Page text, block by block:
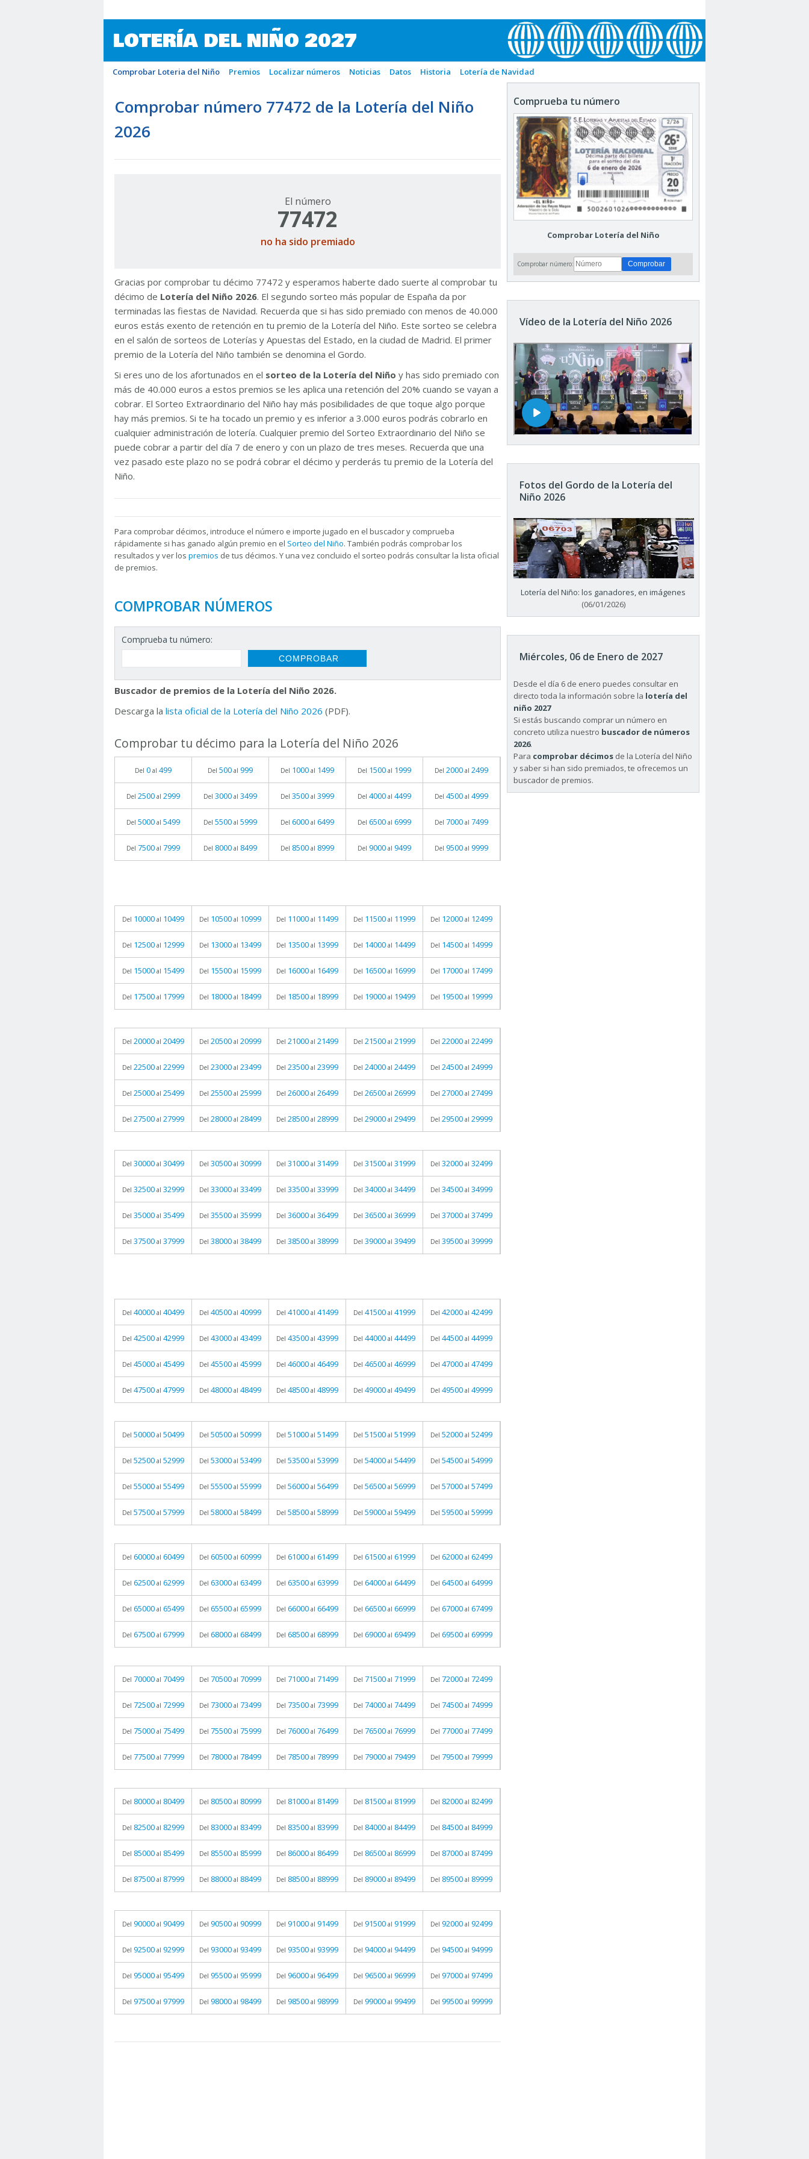
LOTERÍA DEL NIÑO 2027
Comprobar Loteria del Niño Premios Localizar números Noticias Datos Historia Lotería de Navidad
Comprobar número 77472 de la Lotería del Niño
2026
El número
77472
no ha sido premiado
Gracias por comprobar tu décimo 77472 y esperamos haberte dado suerte al comprobar tu
décimo de Lotería del Niño 2026. El segundo sorteo más popular de España da por
terminadas las fiestas de Navidad. Recuerda que si has sido premiado con menos de 40.000
euros estás exento de retención en tu premio de la Lotería del Niño. Este sorteo se celebra
en el salón de sorteos de Loterías y Apuestas del Estado, en la ciudad de Madrid. El primer
premio de la Lotería del Niño también se denomina el Gordo.
Si eres uno de los afortunados en el sorteo de la Lotería del Niño y has sido premiado con
más de 40.000 euros a estos premios se les aplica una retención del 20% cuando se vayan a
cobrar. El Sorteo Extraordinario del Niño hay más posibilidades de que toque algo porque
hay más premios. Si te ha tocado un premio y es inferior a 3.000 euros podrás cobrarlo en
cualquier administración de lotería. Cualquier premio del Sorteo Extraordinario del Niño se
puede cobrar a partir del día 7 de enero y con un plazo de tres meses. Recuerda que una
vez pasado este plazo no se podrá cobrar el décimo y perderás tu premio de la Lotería del
Niño.
Para comprobar décimos, introduce el número e importe jugado en el buscador y comprueba
rápidamente si has ganado algún premio en el Sorteo del Niño. También podrás comprobar los
resultados y ver los premios de tus décimos. Y una vez concluido el sorteo podrás consultar la lista oficial
de premios.
COMPROBAR NÚMEROS
Comprueba tu número:
Buscador de premios de la Lotería del Niño 2026.
Descarga la lista oficial de la Lotería del Niño 2026 (PDF).
Comprobar tu décimo para la Lotería del Niño 2026
Del 0 al 499 Del 500 al 999 Del 1000 al 1499 Del 1500 al 1999 Del 2000 al 2499
Del 2500 al 2999 Del 3000 al 3499 Del 3500 al 3999 Del 4000 al 4499 Del 4500 al 4999
Del 5000 al 5499 Del 5500 al 5999 Del 6000 al 6499 Del 6500 al 6999 Del 7000 al 7499
Del 7500 al 7999 Del 8000 al 8499 Del 8500 al 8999 Del 9000 al 9499 Del 9500 al 9999
Del 10000 al 10499 Del 10500 al 10999 Del 11000 al 11499 Del 11500 al 11999 Del 12000 al 12499
Del 12500 al 12999 Del 13000 al 13499 Del 13500 al 13999 Del 14000 al 14499 Del 14500 al 14999
Del 15000 al 15499 Del 15500 al 15999 Del 16000 al 16499 Del 16500 al 16999 Del 17000 al 17499
Del 17500 al 17999 Del 18000 al 18499 Del 18500 al 18999 Del 19000 al 19499 Del 19500 al 19999
Del 20000 al 20499 Del 20500 al 20999 Del 21000 al 21499 Del 21500 al 21999 Del 22000 al 22499
Del 22500 al 22999 Del 23000 al 23499 Del 23500 al 23999 Del 24000 al 24499 Del 24500 al 24999
Del 25000 al 25499 Del 25500 al 25999 Del 26000 al 26499 Del 26500 al 26999 Del 27000 al 27499
Del 27500 al 27999 Del 28000 al 28499 Del 28500 al 28999 Del 29000 al 29499 Del 29500 al 29999
Del 30000 al 30499 Del 30500 al 30999 Del 31000 al 31499 Del 31500 al 31999 Del 32000 al 32499
Del 32500 al 32999 Del 33000 al 33499 Del 33500 al 33999 Del 34000 al 34499 Del 34500 al 34999
Del 35000 al 35499 Del 35500 al 35999 Del 36000 al 36499 Del 36500 al 36999 Del 37000 al 37499
Del 37500 al 37999 Del 38000 al 38499 Del 38500 al 38999 Del 39000 al 39499 Del 39500 al 39999
Del 40000 al 40499 Del 40500 al 40999 Del 41000 al 41499 Del 41500 al 41999 Del 42000 al 42499
Del 42500 al 42999 Del 43000 al 43499 Del 43500 al 43999 Del 44000 al 44499 Del 44500 al 44999
Del 45000 al 45499 Del 45500 al 45999 Del 46000 al 46499 Del 46500 al 46999 Del 47000 al 47499
Del 47500 al 47999 Del 48000 al 48499 Del 48500 al 48999 Del 49000 al 49499 Del 49500 al 49999
Del 50000 al 50499 Del 50500 al 50999 Del 51000 al 51499 Del 51500 al 51999 Del 52000 al 52499
Del 52500 al 52999 Del 53000 al 53499 Del 53500 al 53999 Del 54000 al 54499 Del 54500 al 54999
Del 55000 al 55499 Del 55500 al 55999 Del 56000 al 56499 Del 56500 al 56999 Del 57000 al 57499
Del 57500 al 57999 Del 58000 al 58499 Del 58500 al 58999 Del 59000 al 59499 Del 59500 al 59999
Del 60000 al 60499 Del 60500 al 60999 Del 61000 al 61499 Del 61500 al 61999 Del 62000 al 62499
Del 62500 al 62999 Del 63000 al 63499 Del 63500 al 63999 Del 64000 al 64499 Del 64500 al 64999
Del 65000 al 65499 Del 65500 al 65999 Del 66000 al 66499 Del 66500 al 66999 Del 67000 al 67499
Del 67500 al 67999 Del 68000 al 68499 Del 68500 al 68999 Del 69000 al 69499 Del 69500 al 69999
Del 70000 al 70499 Del 70500 al 70999 Del 71000 al 71499 Del 71500 al 71999 Del 72000 al 72499
Del 72500 al 72999 Del 73000 al 73499 Del 73500 al 73999 Del 74000 al 74499 Del 74500 al 74999
Del 75000 al 75499 Del 75500 al 75999 Del 76000 al 76499 Del 76500 al 76999 Del 77000 al 77499
Del 77500 al 77999 Del 78000 al 78499 Del 78500 al 78999 Del 79000 al 79499 Del 79500 al 79999
Del 80000 al 80499 Del 80500 al 80999 Del 81000 al 81499 Del 81500 al 81999 Del 82000 al 82499
Del 82500 al 82999 Del 83000 al 83499 Del 83500 al 83999 Del 84000 al 84499 Del 84500 al 84999
Del 85000 al 85499 Del 85500 al 85999 Del 86000 al 86499 Del 86500 al 86999 Del 87000 al 87499
Del 87500 al 87999 Del 88000 al 88499 Del 88500 al 88999 Del 89000 al 89499 Del 89500 al 89999
Del 90000 al 90499 Del 90500 al 90999 Del 91000 al 91499 Del 91500 al 91999 Del 92000 al 92499
Del 92500 al 92999 Del 93000 al 93499 Del 93500 al 93999 Del 94000 al 94499 Del 94500 al 94999
Del 95000 al 95499 Del 95500 al 95999 Del 96000 al 96499 Del 96500 al 96999 Del 97000 al 97499
Del 97500 al 97999 Del 98000 al 98499 Del 98500 al 98999 Del 99000 al 99499 Del 99500 al 99999
Comprueba tu número
Comprobar Lotería del Niño
Comprobar número:
Vídeo de la Lotería del Niño 2026
Fotos del Gordo de la Lotería del
Niño 2026
Lotería del Niño: los ganadores, en imágenes
(06/01/2026)
Miércoles, 06 de Enero de 2027
Desde el día 6 de enero puedes consultar en
directo toda la información sobre la lotería del
niño 2027
Si estás buscando comprar un número en
concreto utiliza nuestro buscador de números
2026.
Para comprobar décimos de la Lotería del Niño
y saber si han sido premiados, te ofrecemos un
buscador de premios.